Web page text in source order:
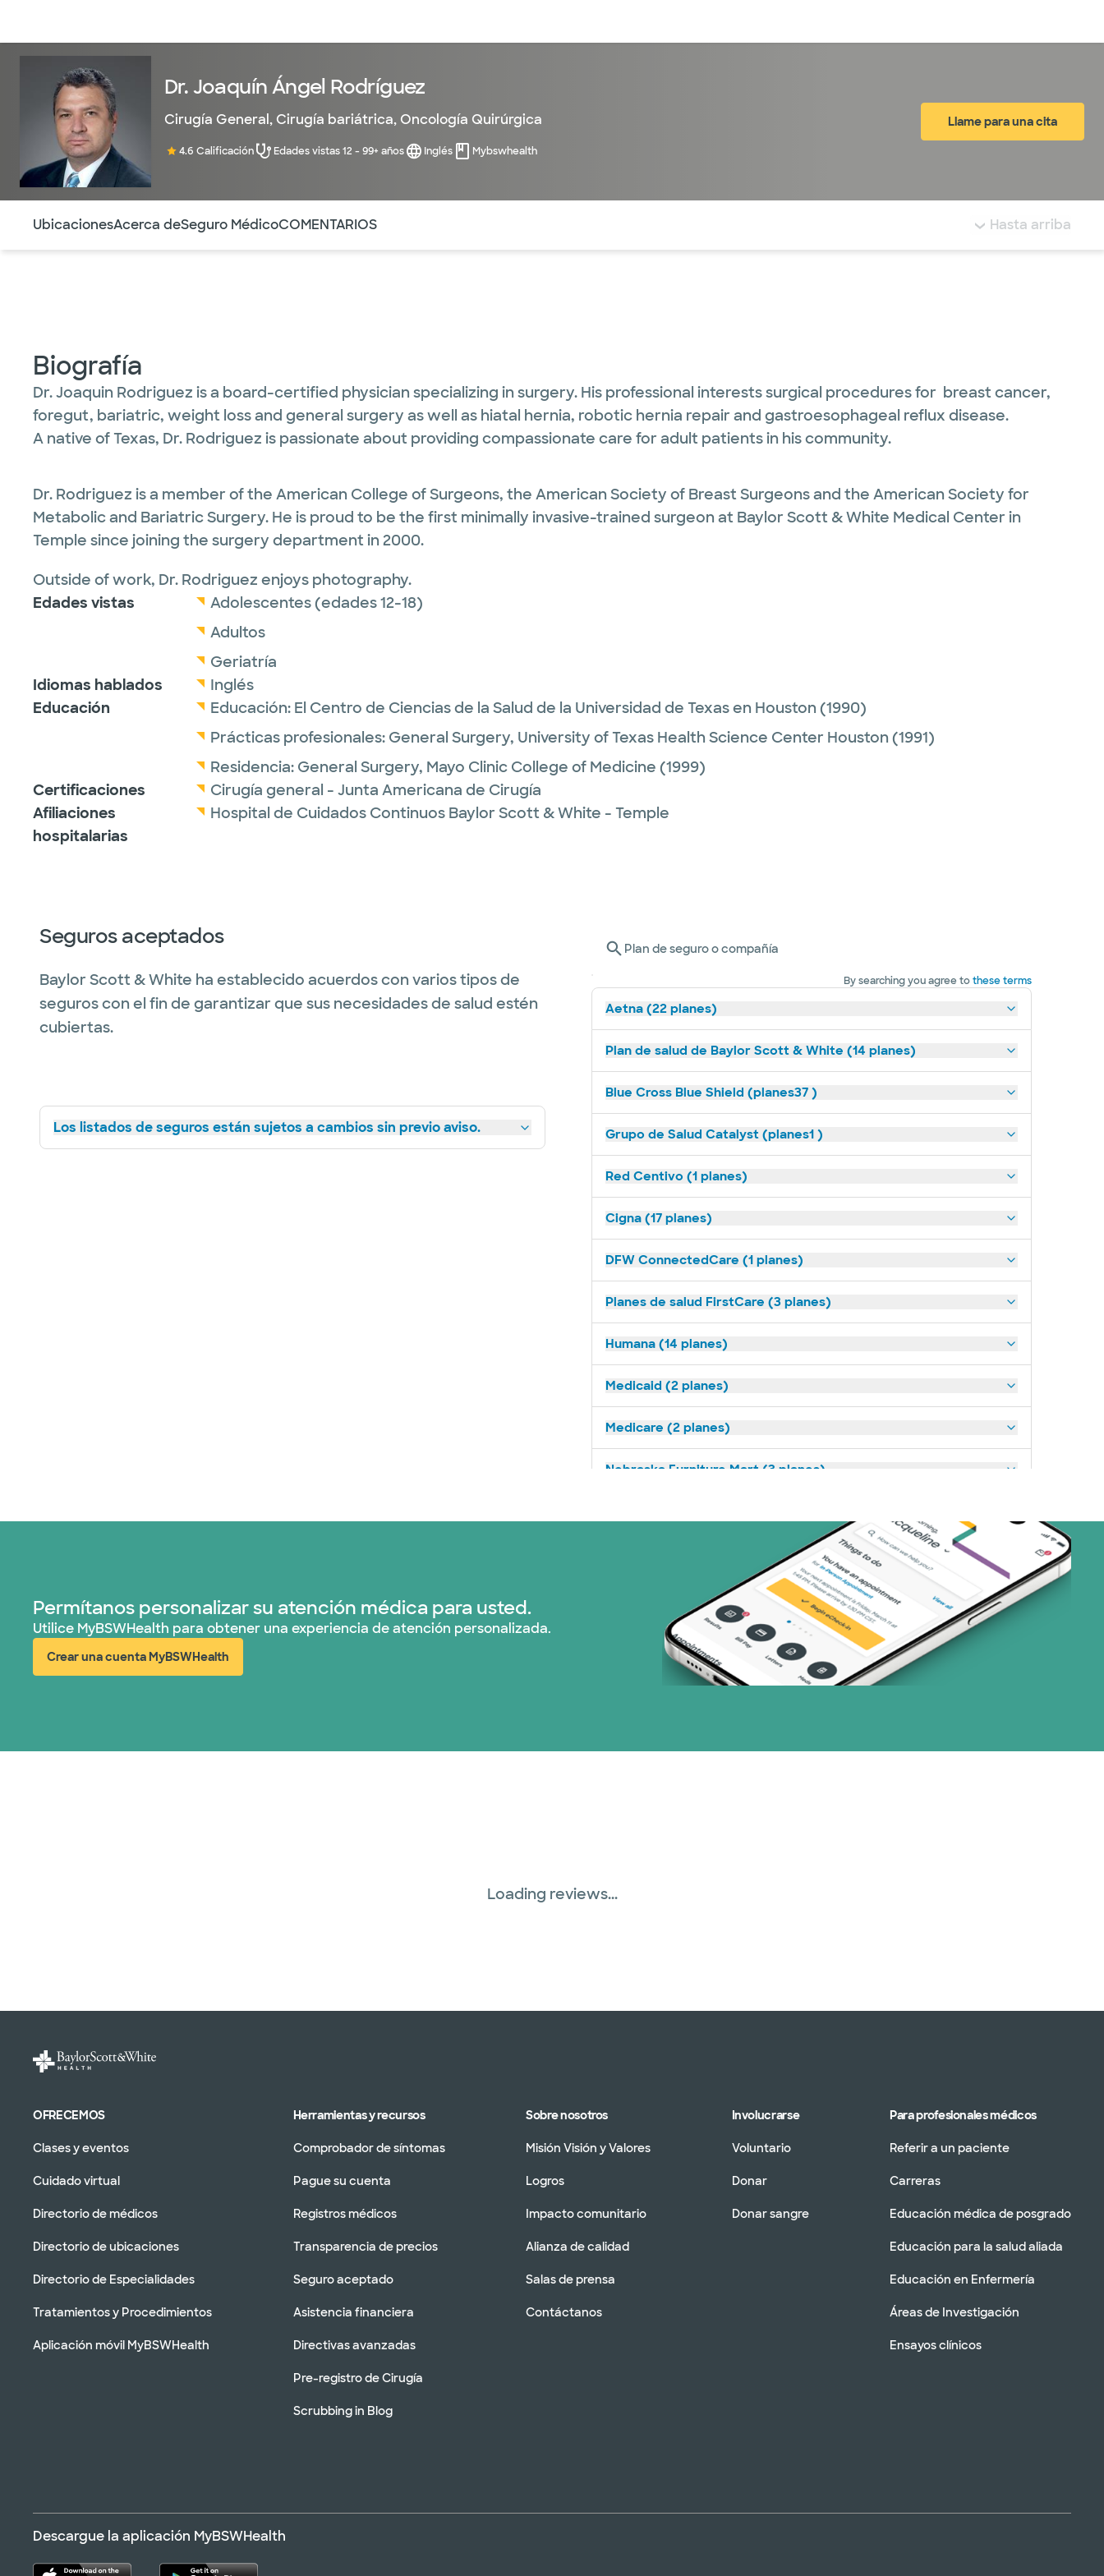
Dr. Joaquín Ángel Rodríguez
Cirugía General , Cirugía bariátrica, Oncología Quirúrgica
4.6 Calificación Edades vistas 12 - 99+ años Inglés Mybswhealth
Llame para una cita
UbicacionesAcerca deSeguro MédicoCOMENTARIOS Hasta arriba
Biografía
Dr. Joaquin Rodriguez is a board-certified physician specializing in surgery. His professional interests surgical procedures for breast cancer,
foregut, bariatric, weight loss and general surgery as well as hiatal hernia, robotic hernia repair and gastroesophageal reflux disease.
A native of Texas, Dr. Rodriguez is passionate about providing compassionate care for adult patients in his community.
Dr. Rodriguez is a member of the American College of Surgeons, the American Society of Breast Surgeons and the American Society for
Metabolic and Bariatric Surgery. He is proud to be the first minimally invasive-trained surgeon at Baylor Scott & White Medical Center in
Temple since joining the surgery department in 2000.
Outside of work, Dr. Rodriguez enjoys photography.
Edades vistas
Adolescentes (edades 12-18)
Adultos
Geriatría
Idiomas hablados
Inglés
Educación
Educación: El Centro de Ciencias de la Salud de la Universidad de Texas en Houston (1990)
Prácticas profesionales: General Surgery, University of Texas Health Science Center Houston (1991)
Residencia: General Surgery, Mayo Clinic College of Medicine (1999)
Certificaciones
Cirugía general - Junta Americana de Cirugía
Afiliaciones
hospitalarias
Hospital de Cuidados Continuos Baylor Scott & White - Temple
Seguros aceptados
Baylor Scott & White ha establecido acuerdos con varios tipos de
seguros con el fin de garantizar que sus necesidades de salud estén
cubiertas.
Los listados de seguros están sujetos a cambios sin previo aviso.
Plan de seguro o compañía
By searching you agree tothese terms
Aetna (22 planes)
Plan de salud de Baylor Scott & White (14 planes)
Blue Cross Blue Shield (planes37 )
Grupo de Salud Catalyst (planes1 )
Red Centivo (1 planes)
Cigna (17 planes)
DFW ConnectedCare (1 planes)
Planes de salud FirstCare (3 planes)
Humana (14 planes)
Medicaid (2 planes)
Medicare (2 planes)
Nebraska Furniture Mart (3 planes)
Plan de Salud Superior (19 planes)
Tricare (3 planes)
TriWest HealthCare (1 planes)
United HealthCare (33 planes)
Permítanos personalizar su atención médica para usted.
Utilice MyBSWHealth para obtener una experiencia de atención personalizada.
Crear una cuenta MyBSWHealth
(abre en ventana nueva)
Loading reviews...
OFRECEMOS
Clases y eventos
Cuidado virtual
Directorio de médicos
Directorio de ubicaciones
Directorio de Especialidades
Tratamientos y Procedimientos
Aplicación móvil MyBSWHealth
Herramientas y recursos
Comprobador de síntomas
Pague su cuenta
Registros médicos
Transparencia de precios
Seguro aceptado
Asistencia financiera
Directivas avanzadas
Pre-registro de Cirugía
Scrubbing in Blog
Sobre nosotros
Misión Visión y Valores
Logros
Impacto comunitario
Alianza de calidad
Salas de prensa
Contáctanos
Involucrarse
Voluntario
Donar
Donar sangre
Para profesionales médicos
Referir a un paciente
Carreras
Educación médica de posgrado
Educación para la salud aliada
Educación en Enfermería
Áreas de Investigación
Ensayos clínicos
Descargue la aplicación MyBSWHealth